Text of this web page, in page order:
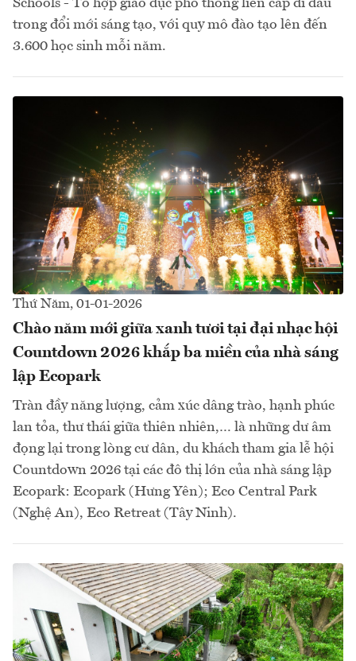
trong đổi mới sáng tạo, với quy mô đào tạo lên đến
3.600 học sinh mỗi năm.
Thứ Năm, 01-01-2026
Chào năm mới giữa xanh tươi tại đại nhạc hội
Countdown 2026 khắp ba miền của nhà sáng
lập Ecopark
Tràn đầy năng lượng, cảm xúc dâng trào, hạnh phúc
lan tỏa, thư thái giữa thiên nhiên,… là những dư âm
đọng lại trong lòng cư dân, du khách tham gia lễ hội
Countdown 2026 tại các đô thị lớn của nhà sáng lập
Ecopark: Ecopark (Hưng Yên); Eco Central Park
(Nghệ An), Eco Retreat (Tây Ninh).